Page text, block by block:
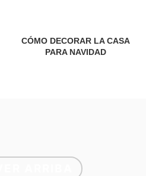
CÓMO DECORAR LA CASA
PARA NAVIDAD